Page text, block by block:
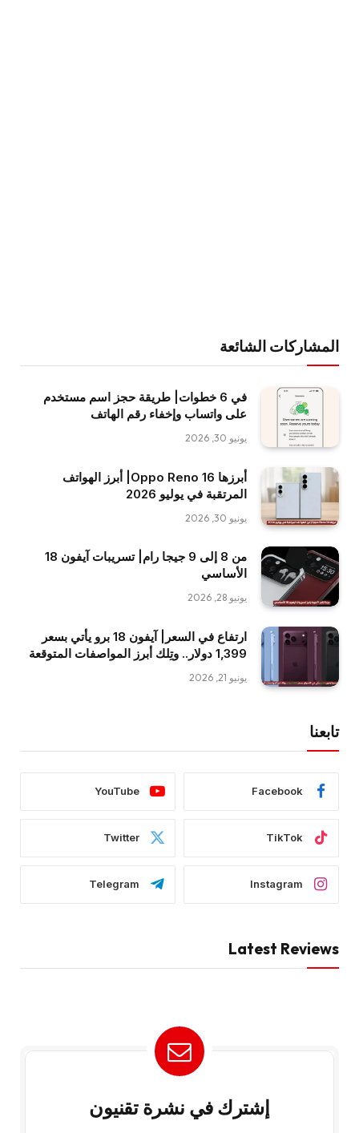
المشاركات الشائعة
في 6 خطوات| طريقة حجز اسم مستخدم
على واتساب وإخفاء رقم الهاتف
يونيو 30, 2026
أبرزها Oppo Reno 16| أبرز الهواتف
المرتقبة في يوليو 2026
يونيو 30, 2026
من 8 إلى 9 جيجا رام| تسريبات آيفون 18
الأساسي
يونيو 28, 2026
ارتفاع في السعر| آيفون 18 برو يأتي بسعر
1,399 دولار.. وتِلك أبرز المواصفات المتوقعة
يونيو 21, 2026
تابعنا
Facebook
YouTube
TikTok
Twitter
Instagram
Telegram
Latest Reviews
إشترك في نشرة تقنيون